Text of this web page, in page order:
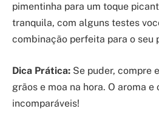
pimentinha para um toque
tranquila, com alguns testes
combinação perfeita para o seu
Dica Prática: Se puder, compre
grãos e moa na hora. O aroma e
incomparáveis!